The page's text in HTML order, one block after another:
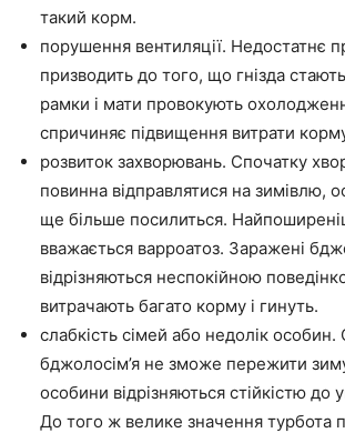
такий корм.
порушення вентиляції. Недостатнє
призводить до того, що гнізда
рамки і мати провокують
спричиняє підвищення витрати
розвиток захворювань. Спочатку
повинна відправлятися на зимівлю,
ще більше посилиться.
вважається варроатоз. Заражені
відрізняються неспокійною
витрачають багато корму і гинуть.
слабкість сімей або недолік особин.
бджолосім’я не зможе пережити
особини відрізняються стійкістю до
До того ж велике значення турбота